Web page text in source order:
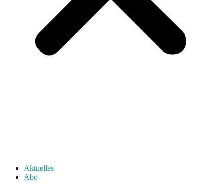
Aktuelles
Abo